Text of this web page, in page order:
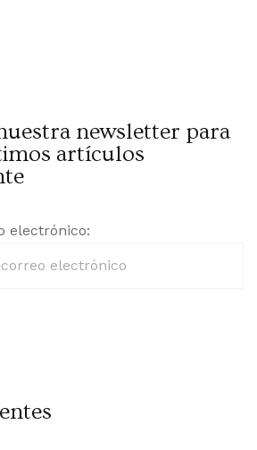
newsletter para
artículos
electrónico: